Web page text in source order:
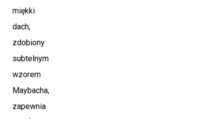
miękki
dach,
zdobiony
subtelnym
wzorem
Maybacha,
zapewnia